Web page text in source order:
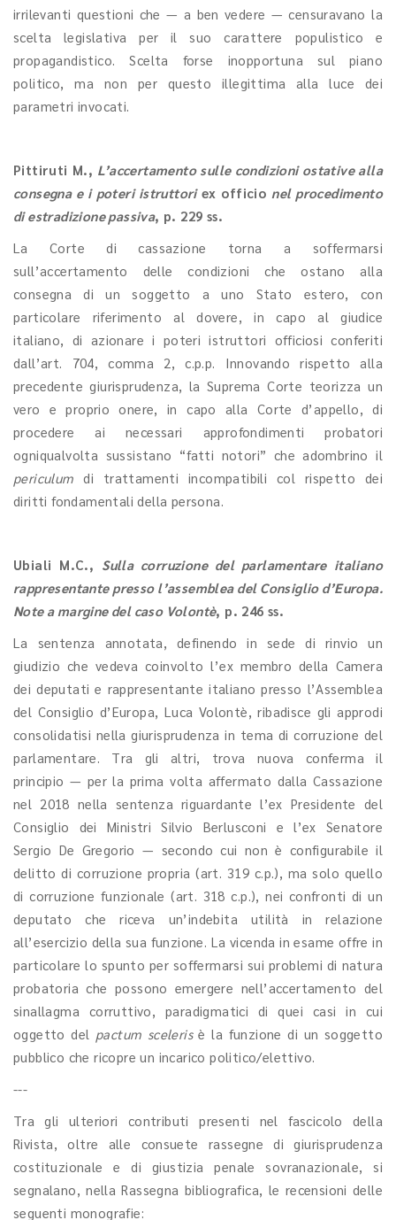
irrilevanti questioni che — a ben vedere — censuravano la
scelta legislativa per il suo carattere populistico e
propagandistico. Scelta forse inopportuna sul piano
politico, ma non per questo illegittima alla luce dei
parametri invocati.
Pittiruti M., L’accertamento sulle condizioni ostative alla
consegna e i poteri istruttori ex officio nel procedimento
di estradizione passiva, p. 229 ss.
La Corte di cassazione torna a soffermarsi
sull’accertamento delle condizioni che ostano alla
consegna di un soggetto a uno Stato estero, con
particolare riferimento al dovere, in capo al giudice
italiano, di azionare i poteri istruttori officiosi conferiti
dall’art. 704, comma 2, c.p.p. Innovando rispetto alla
precedente giurisprudenza, la Suprema Corte teorizza un
vero e proprio onere, in capo alla Corte d’appello, di
procedere ai necessari approfondimenti probatori
ogniqualvolta sussistano “fatti notori” che adombrino il
periculumdi trattamenti incompatibili col rispetto dei
diritti fondamentali della persona.
Ubiali M.C., Sulla corruzione del parlamentare italiano
rappresentante presso l’assemblea del Consiglio d’Europa.
Note a margine del caso Volontè, p. 246 ss.
La sentenza annotata, definendo in sede di rinvio un
giudizio che vedeva coinvolto l’ex membro della Camera
dei deputati e rappresentante italiano presso l’Assemblea
del Consiglio d’Europa, Luca Volontè, ribadisce gli approdi
consolidatisi nella giurisprudenza in tema di corruzione del
parlamentare. Tra gli altri, trova nuova conferma il
principio — per la prima volta affermato dalla Cassazione
nel 2018 nella sentenza riguardante l’ex Presidente del
Consiglio dei Ministri Silvio Berlusconi e l’ex Senatore
Sergio De Gregorio — secondo cui non è configurabile il
delitto di corruzione propria (art. 319 c.p.), ma solo quello
di corruzione funzionale (art. 318 c.p.), nei confronti di un
deputato che riceva un’indebita utilità in relazione
all’esercizio della sua funzione. La vicenda in esame offre in
particolare lo spunto per soffermarsi sui problemi di natura
probatoria che possono emergere nell’accertamento del
sinallagma corruttivo, paradigmatici di quei casi in cui
oggetto del pactum scelerisè la funzione di un soggetto
pubblico che ricopre un incarico politico/elettivo.
---
Tra gli ulteriori contributi presenti nel fascicolo della
Rivista, oltre alle consuete rassegne di giurisprudenza
costituzionale e di giustizia penale sovranazionale, si
segnalano, nella Rassegna bibliografica, le recensioni delle
seguenti monografie: